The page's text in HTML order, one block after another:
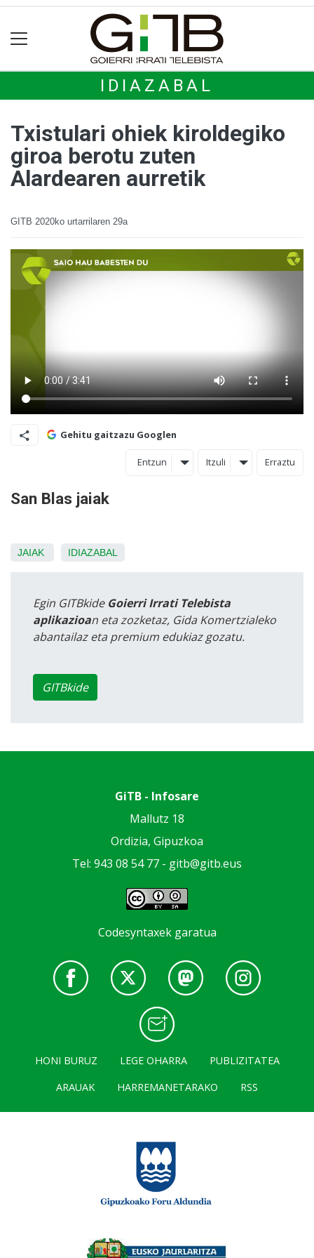
IDIAZABAL
Txistulari ohiek kiroldegiko
giroa berotu zuten
Alardearen aurretik
GITB 2020ko urtarrilaren 29a
Gehitu gaitzazu Googlen
Entzun Itzuli Erraztu
San Blas jaiak
JAIAK IDIAZABAL
Egin GITBkide Goierri Irrati Telebista
aplikazioan eta zozketaz, Gida Komertzialeko
abantailaz eta premium edukiaz gozatu.
GITBkide
GiTB - Infosare
Mallutz 18
Ordizia, Gipuzkoa
Tel: 943 08 54 77 - gitb@gitb.eus
Codesyntaxek garatua
HONI BURUZ LEGE OHARRA
PUBLIZITATEA
ARAUAK
HARREMANETARAKO RSS